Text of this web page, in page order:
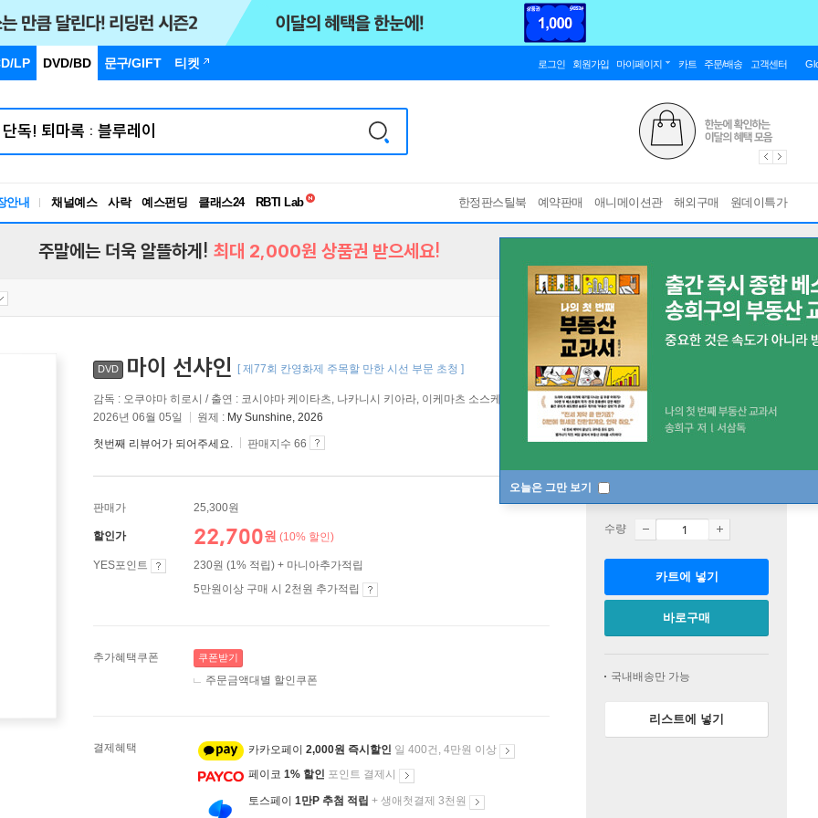
LP DVD/BD 문구/GIFT 티켓 로그인 회원가입 마이페이지 카트 주문/배송 고객센터
안내 채널예스 사락 예스펀딩 클래스24
독서유형검사
한정판스틸북 예약판매 애니메이션관 해외구매 원데이특가
오늘은 그만 보기
주말에는 더욱 알뜰하게! 최대 2,000원 상품권 받으세요!
DVD 마이 선샤인 [ 제77회 칸영화제 주목할 만한 시선 부문 초청 ]
감독 : 오쿠야마 히로시 / 출연 : 코시야마 케이타츠, 나카니시 키아라, 이케마츠 소스케, 와카바 류야, 야마다 마호
2026년 06월 05일
원제 : My Sunshine, 2026
첫번째 리뷰어가 되어주세요. 판매지수 66
판매가 25,300원
할인가 22,700원 (10% 할인)
YES포인트
230원 (1% 적립) + 마니아추가적립
5만원이상 구매 시 2천원 추가적립
추가혜택쿠폰 쿠폰받기
주문금액대별 할인쿠폰
결제혜택 카카오페이 2,000원 즉시할인 일 400건, 4만원 이상
페이코 1% 할인 포인트 결제시
토스페이 1만P 추첨 적립 + 생애첫결제 3천원
수량
카트에 넣기
바로구매
국내배송만 가능
리스트에 넣기